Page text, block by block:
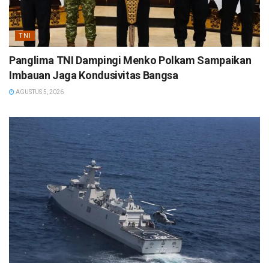
TNI
Panglima TNI Dampingi Menko Polkam Sampaikan
Imbauan Jaga Kondusivitas Bangsa
AGUSTUS 5, 2026